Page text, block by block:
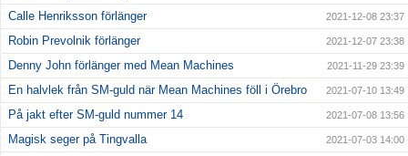
Calle Henriksson förlänger 2021-12-08 23:37
Robin Prevolnik förlänger 2021-12-07 23:38
Denny John förlänger med Mean Machines 2021-11-29 23:39
En halvlek från SM-guld när Mean Machines föll i Örebro 2021-07-10 13:49
På jakt efter SM-guld nummer 14 2021-07-08 13:56
Magisk seger på Tingvalla 2021-07-03 14:00